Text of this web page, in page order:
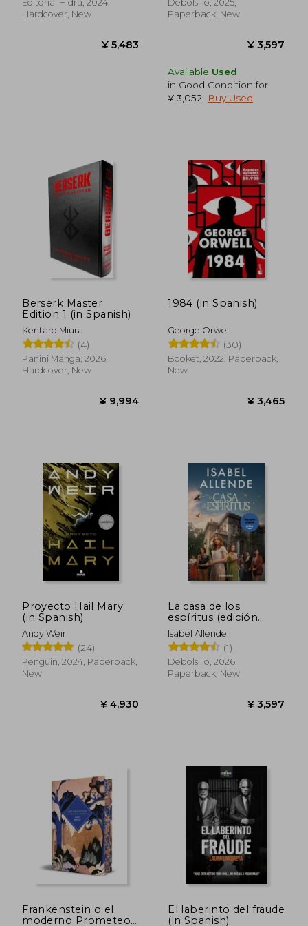
Editorial Hidra, 2024,
Hardcover, New
Debolsillo, 2025,
Paperback, New
Available Used
in Good Condition for
¥ 3,052
Buy Used
Berserk Master
Edition 1 (in Spanish)
Kentaro Miura
(4)
Panini Manga, 2026,
Hardcover, New
1984 (in Spanish)
George Orwell
(30)
Booket, 2022, Paperback,
New
Proyecto Hail Mary
(in Spanish)
Andy Weir
(24)
Penguin, 2024, Paperback,
New
La casa de los
espíritus (edición
limitada) (in Spanish)
Isabel Allende
(1)
Debolsillo, 2026,
Paperback, New
Frankenstein o el
moderno Prometeo
El laberinto del fraude
(in Spanish)